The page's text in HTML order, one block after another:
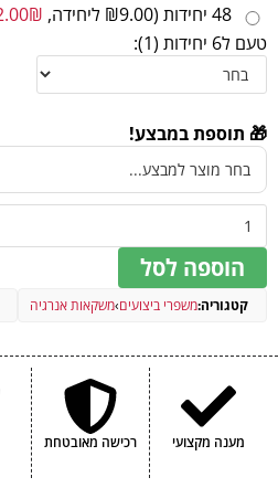
פחמימות 0.9
מתוכן: סוכרים
חלבונים
מלח 0 גרם
ויטמין B12
ויטמין B6
חומצה פולית
₪
טעם ל6 יחידות (1):
🎁 תוספת במבצע!
הוספה לסל
קטגוריה:משפרי ביצועים›משקאות אנרגיה
מענה מקצועי רכישה מאובטחת